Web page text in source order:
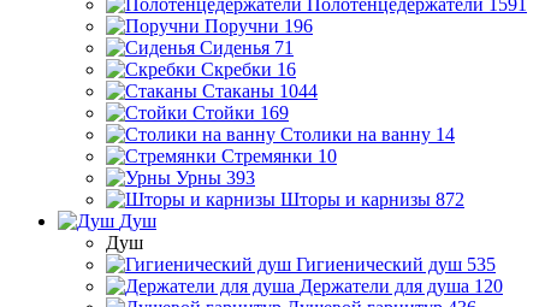
Полотенцедержатели 1591
Поручни 196
Сиденья 71
Скребки 16
Стаканы 1044
Стойки 169
Столики на ванну 14
Стремянки 10
Урны 393
Шторы и карнизы 872
Душ
Душ
Гигиенический душ 535
Держатели для душа 120